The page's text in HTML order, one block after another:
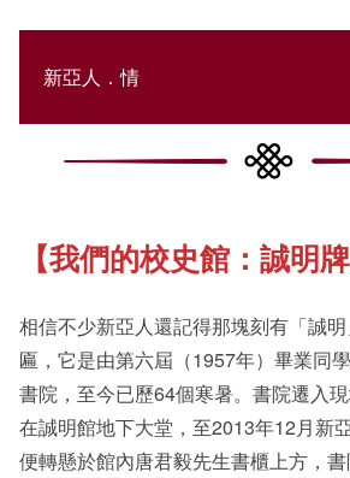
《新亞．新知》
《新亞簡訊》
《新亞書院概覽》
其他書院出版
新亞影集
新亞人．情
New Asia Then and Now
Our History Gallery
Campus Tour
Fellows of the College
【我們的校史館：誠明牌
相信不少新亞人還記得那塊刻有「誠
匾，它是由第六屆（1957年）畢業同
書院，至今已歷64個寒暑。書院遷入
在誠明館地下大堂，至2013年12月新
便轉懸於館內唐君毅先生書櫃上方，